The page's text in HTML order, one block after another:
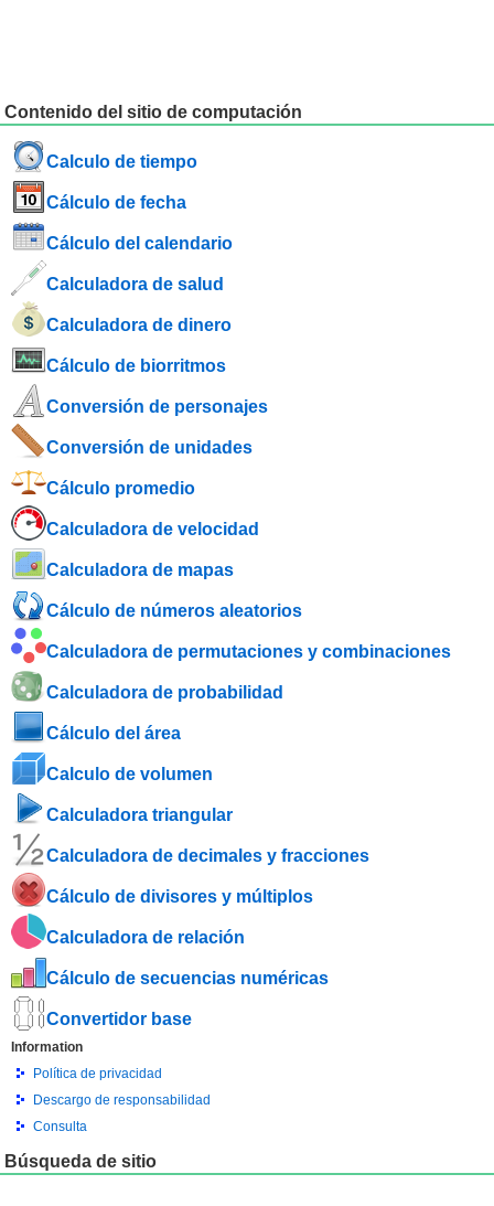
Contenido del sitio de computación
Calculo de tiempo
Cálculo de fecha
Cálculo del calendario
Calculadora de salud
Calculadora de dinero
Cálculo de biorritmos
Conversión de personajes
Conversión de unidades
Cálculo promedio
Calculadora de velocidad
Calculadora de mapas
Cálculo de números aleatorios
Calculadora de permutaciones y combinaciones
Calculadora de probabilidad
Cálculo del área
Calculo de volumen
Calculadora triangular
Calculadora de decimales y fracciones
Cálculo de divisores y múltiplos
Calculadora de relación
Cálculo de secuencias numéricas
Convertidor base
Information
Política de privacidad
Descargo de responsabilidad
Consulta
Búsqueda de sitio